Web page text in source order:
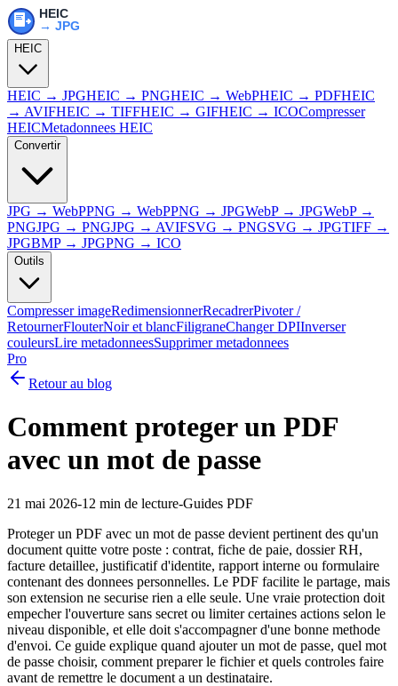
HEIC
HEIC → JPGHEIC → PNGHEIC → WebPHEIC → PDFHEIC
→ AVIFHEIC → TIFFHEIC → GIFHEIC → ICOCompresser
HEICMetadonnees HEIC
Convertir
JPG → WebPPNG → WebPPNG → JPGWebP → JPGWebP →
PNGJPG → PNGJPG → AVIFSVG → PNGSVG → JPGTIFF →
JPGBMP → JPGPNG → ICO
Outils
Compresser imageRedimensionnerRecadrerPivoter /
RetournerFlouterNoir et blancFiligraneChanger DPIInverser
couleursLire metadonneesSupprimer metadonnees
Pro
Retour au blog
Comment proteger un PDF
avec un mot de passe
21 mai 2026-12 min de lecture-Guides PDF
Proteger un PDF avec un mot de passe devient pertinent des qu'un
document quitte votre poste : contrat, fiche de paie, dossier RH,
facture detaillee, justificatif d'identite, rapport interne ou formulaire
contenant des donnees personnelles. Le PDF facilite le partage, mais
son extension ne securise rien a elle seule. Une vraie protection doit
empecher l'ouverture sans secret ou limiter certaines actions selon le
niveau disponible, et elle doit s'accompagner d'une bonne methode
d'envoi. Ce guide explique quand ajouter un mot de passe, quel mot
de passe choisir, comment preparer le fichier et quels controles faire
avant de remettre le document a un destinataire.